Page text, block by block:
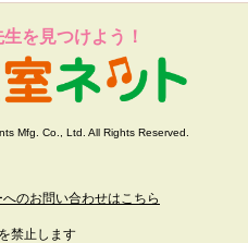
を見つけよう！
Mfg. Co., Ltd. All Rights Reserved.
のお問い合わせはこちら
禁止します